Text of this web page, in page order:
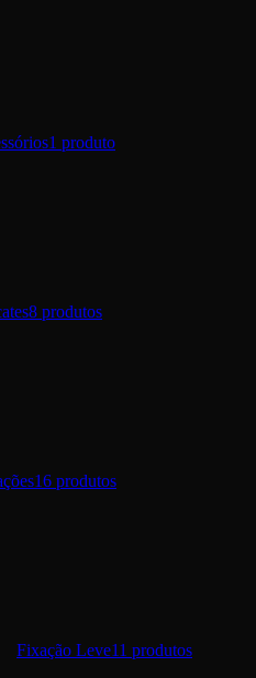
1 produto
8 produtos
16 produtos
Fixação Leve11 produtos